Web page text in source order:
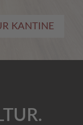
KANTINE